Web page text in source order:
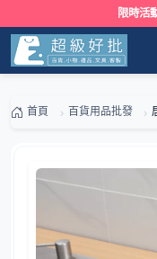
限時活
首頁 百貨用品批發